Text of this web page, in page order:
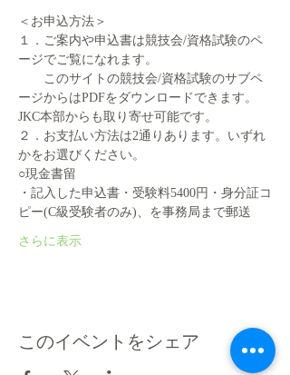
＜お申込方法＞
１．ご案内や申込書は競技会/資格試験のペ
ージでご覧になれます。
このサイトの競技会/資格試験のサブペ
ージからはPDFをダウンロードできます。
JKC本部からも取り寄せ可能です。
２．お支払い方法は2通りあります。いずれ
かをお選びください。
○現金書留
・記入した申込書・受験料5400円・身分証コ
ピー(C級受験者のみ)、を事務局まで郵送
さらに表示
このイベントをシェア